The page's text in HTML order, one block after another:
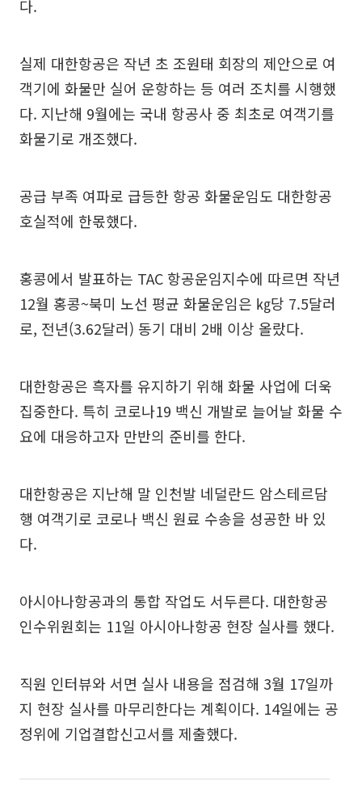
다.
실제 대한항공은 작년 초 조원태 회장의 제안으로 여
객기에 화물만 실어 운항하는 등 여러 조치를 시행했
다. 지난해 9월에는 국내 항공사 중 최초로 여객기를
화물기로 개조했다.
공급 부족 여파로 급등한 항공 화물운임도 대한항공
호실적에 한몫했다.
홍콩에서 발표하는 TAC 항공운임지수에 따르면 작년
12월 홍콩~북미 노선 평균 화물운임은 ㎏당 7.5달러
로, 전년(3.62달러) 동기 대비 2배 이상 올랐다.
대한항공은 흑자를 유지하기 위해 화물 사업에 더욱
집중한다. 특히 코로나19 백신 개발로 늘어날 화물 수
요에 대응하고자 만반의 준비를 한다.
대한항공은 지난해 말 인천발 네덜란드 암스테르담
행 여객기로 코로나 백신 원료 수송을 성공한 바 있
다.
아시아나항공과의 통합 작업도 서두른다. 대한항공
인수위원회는 11일 아시아나항공 현장 실사를 했다.
직원 인터뷰와 서면 실사 내용을 점검해 3월 17일까
지 현장 실사를 마무리한다는 계획이다. 14일에는 공
정위에 기업결합신고서를 제출했다.